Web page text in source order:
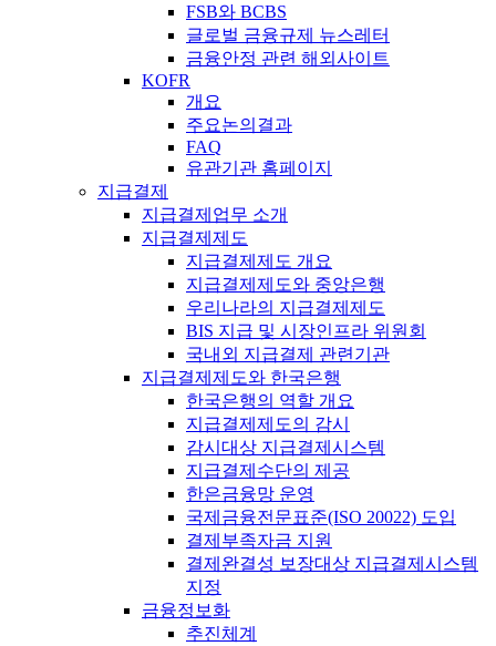
FSB와 BCBS
글로벌 금융규제 뉴스레터
금융안정 관련 해외사이트
KOFR
개요
주요논의결과
FAQ
유관기관 홈페이지
지급결제
지급결제업무 소개
지급결제제도
지급결제제도 개요
지급결제제도와 중앙은행
우리나라의 지급결제제도
BIS 지급 및 시장인프라 위원회
국내외 지급결제 관련기관
지급결제제도와 한국은행
한국은행의 역할 개요
지급결제제도의 감시
감시대상 지급결제시스템
지급결제수단의 제공
한은금융망 운영
국제금융전문표준(ISO 20022) 도입
결제부족자금 지원
결제완결성 보장대상 지급결제시스템
지정
금융정보화
추진체계